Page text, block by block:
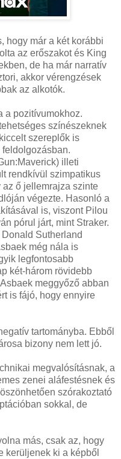
hogy már a két korábbi
az erőszakot és King
de ha már narratív
akkor vérengzések
az alkotók.
a pozitívumokhoz.
színészeknek
szereplők is
illeti
rendkívül szimpatikus
az ő jellemrajza szinte
végezte. Hasonló a
is, viszont Pilou
pórul járt, mint Straker.
Sutherland
még nála is
legfontosabb
két-három rövidebb
meggyőző abban
is fájó, hogy ennyire
tartományba. Ebből
bizony nem lett jó.
megvalósításnak, a
zenei aláfestésnek és
szórakoztató
sokkal, de
más, csak az, hogy
kerüljenek ki a képből